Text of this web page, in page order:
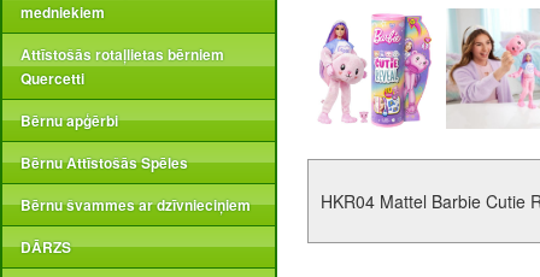
medniekiem
Attīstošās rotaļlietas bērniem
Quercetti
Bērnu apģērbi
Bērnu Attīstošās Spēles
Bērnu švammes ar dzīvnieciņiem
DĀRZS
HKR04 Mattel Barbie Cutie